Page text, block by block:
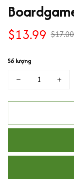
$13.99 $17.00
Số lượng